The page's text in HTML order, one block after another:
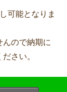
可能となりま
ので納期に
さい。